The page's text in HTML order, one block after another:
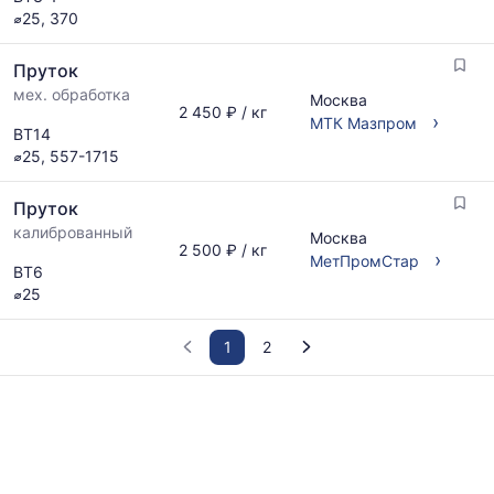
⌀25, 370
Пруток
мех. обработка
ВТ14
⌀25, 557-1715
2 450 ₽ / кг
Москва
МТК Мазпром
›
Пруток
калиброванный
ВТ6
⌀25
2 500 ₽ / кг
Москва
МетПромСтар
›
1 2